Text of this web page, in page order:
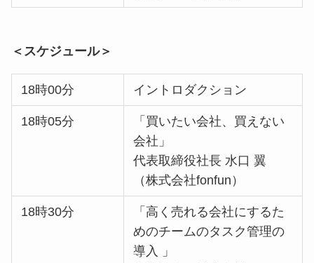
＜スケジュール＞
18時00分 イントロダクション
18時05分
「買いたい会社、買えない
会社」
代表取締役社長 水口 翼
（株式会社fonfun）
18時30分
「高く売れる会社にするた
めのチームのタスク管理の
導入 」